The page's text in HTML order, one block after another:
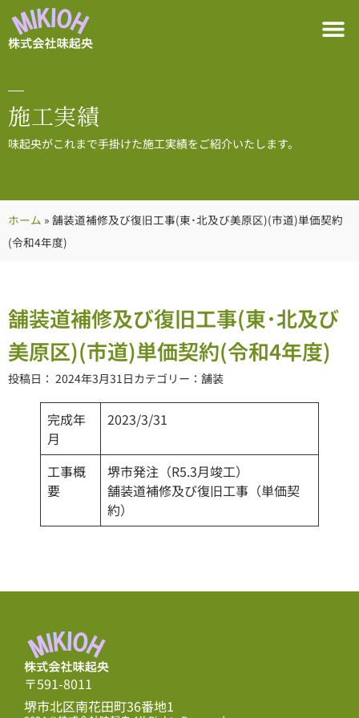
施工実績
味起央がこれまで手掛けた施工実績をご紹介いたします。
ホーム » 舗装道補修及び復旧工事(東･北及び美原区)(市道)単価契約
(令和4年度)
舗装道補修及び復旧工事(東･北及び
美原区)(市道)単価契約(令和4年度)
投稿日： 2024年3月31日カテゴリー： 舗装
完成年
月
2023/3/31
工事概
要
堺市発注（R5.3月竣工）
舗装道補修及び復旧工事（単価契
約）
〒591-8011
堺市北区南花田町36番地1